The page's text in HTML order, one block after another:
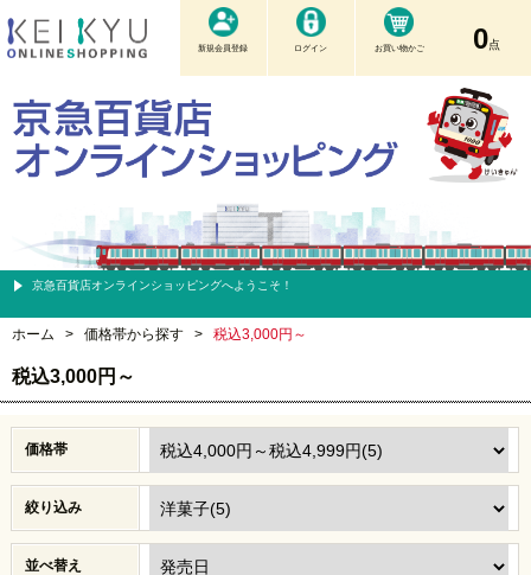
新規会員登録 ログイン お買い物かご 0点
京急百貨店オンラインショッピングへようこそ！
ホーム > 価格帯から探す > 税込3,000円～
税込3,000円～
価格帯
絞り込み
並べ替え